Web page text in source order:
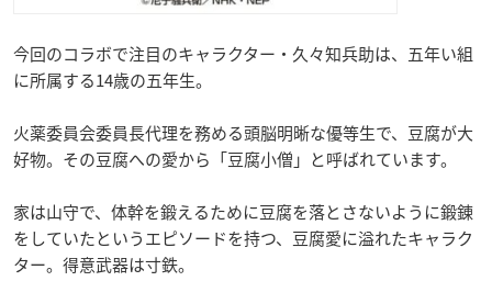
今回のコラボで注目のキャラクター・久々知兵助は、五年い組
に所属する14歳の五年生。
火薬委員会委員長代理を務める頭脳明晰な優等生で、豆腐が大
好物。その豆腐への愛から「豆腐小僧」と呼ばれています。
家は山守で、体幹を鍛えるために豆腐を落とさないように鍛錬
をしていたというエピソードを持つ、豆腐愛に溢れたキャラク
ター。得意武器は寸鉄。